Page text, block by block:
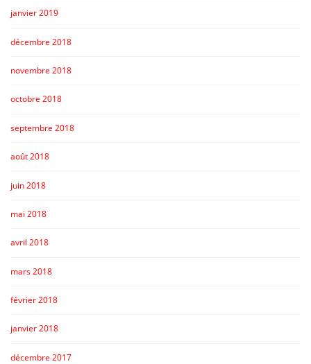
janvier 2019
décembre 2018
novembre 2018
octobre 2018
septembre 2018
août 2018
juin 2018
mai 2018
avril 2018
mars 2018
février 2018
janvier 2018
décembre 2017